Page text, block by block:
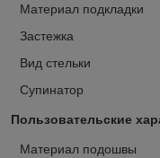
Материал подкладки
Застежка
Вид стельки
Супинатор
Пользовательские
Материал подошвы